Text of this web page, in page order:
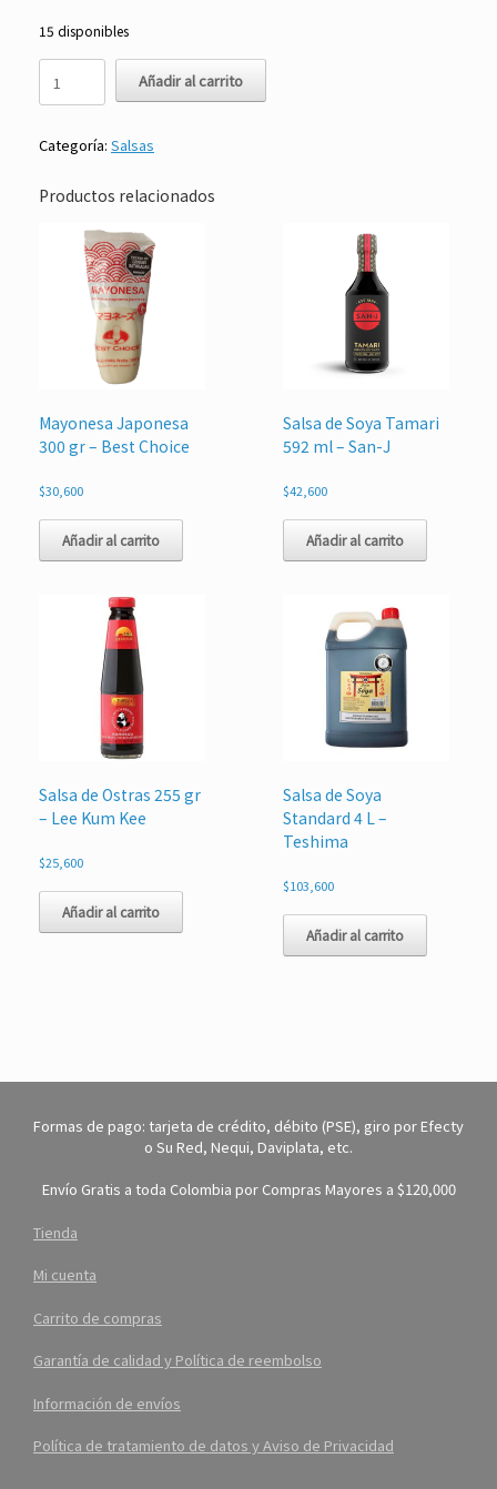
15 disponibles
de
Soya
1
–
cantidad
Añadir al carrito
Categoría: Salsas
Productos relacionados
Mayonesa Japonesa
300 gr – Best Choice
$30,600
Añadir al carrito
Salsa de Soya Tamari
592 ml – San-J
$42,600
Añadir al carrito
Salsa de Ostras 255 gr
– Lee Kum Kee
$25,600
Añadir al carrito
Salsa de Soya
Standard 4 L –
Teshima
$103,600
Añadir al carrito
Formas de pago: tarjeta de crédito, débito (PSE), giro por Efecty
o Su Red, Nequi, Daviplata, etc.
Envío Gratis a toda Colombia por Compras Mayores a $120,000
Tienda
Mi cuenta
Carrito de compras
Garantía de calidad y Política de reembolso
Información de envíos
Política de tratamiento de datos y Aviso de Privacidad